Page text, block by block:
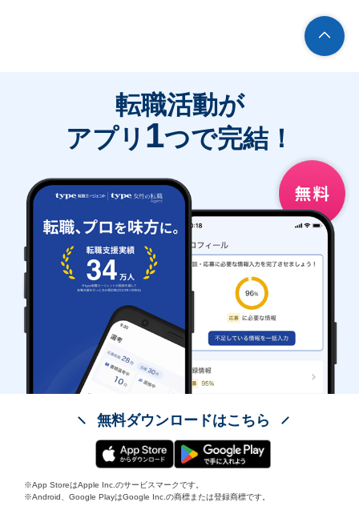
転職活動が
アプリ 1つで完結！
無料ダウンロードはこちら
※App StoreはApple Inc.のサービスマークです。
※Android、Google PlayはGoogle Inc.の商標または登録商標です。